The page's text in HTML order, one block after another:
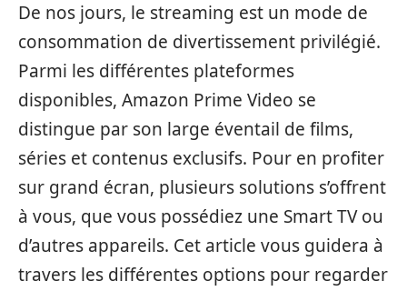
De nos jours, le streaming est un mode de
consommation de divertissement privilégié.
Parmi les différentes plateformes
disponibles, Amazon Prime Video se
distingue par son large éventail de films,
séries et contenus exclusifs. Pour en profiter
sur grand écran, plusieurs solutions s’offrent
à vous, que vous possédiez une Smart TV ou
d’autres appareils. Cet article vous guidera à
travers les différentes options pour regarder